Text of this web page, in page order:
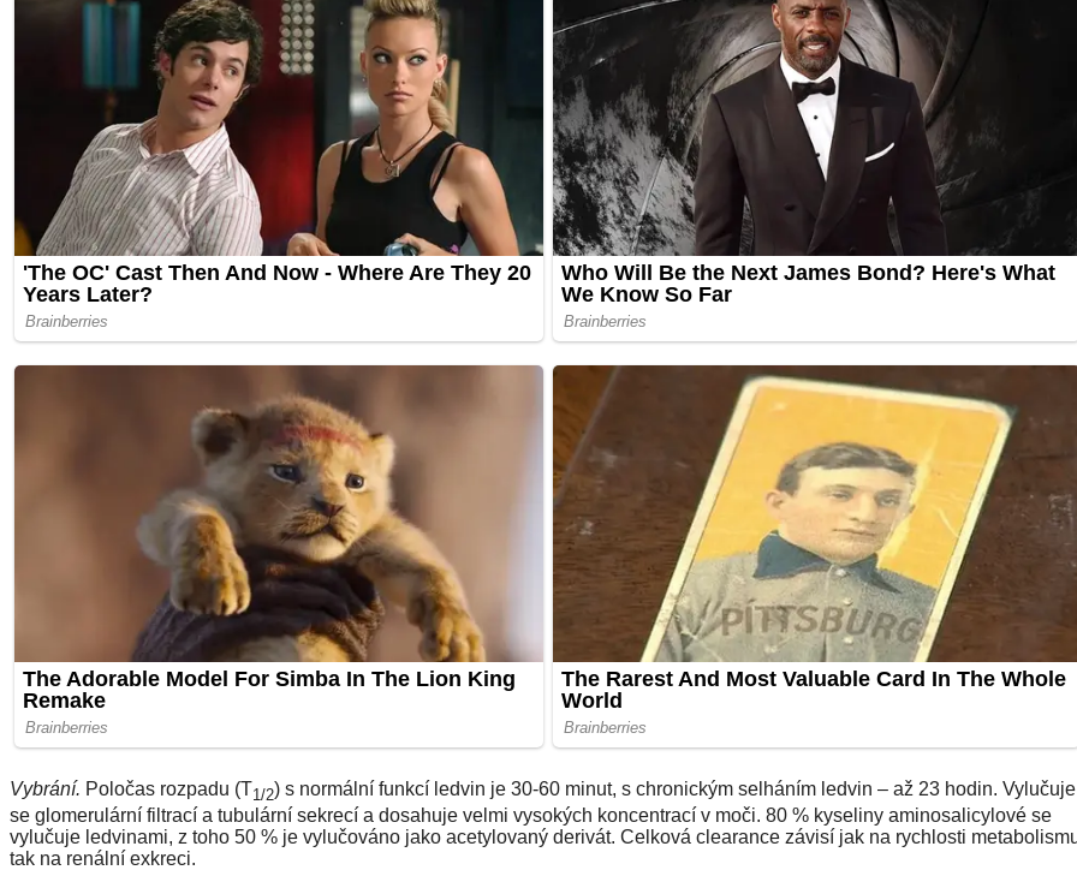
Vybrání. Poločas rozpadu (T1/2) s normální funkcí ledvin je 30-60 minut, s chronickým selháním ledvin – až 23 hodin. Vylučuje
se glomerulární filtrací a tubulární sekrecí a dosahuje velmi vysokých koncentrací v moči. 80 % kyseliny aminosalicylové se
vylučuje ledvinami, z toho 50 % je vylučováno jako acetylovaný derivát. Celková clearance závisí jak na rychlosti
tak na renální exkreci.